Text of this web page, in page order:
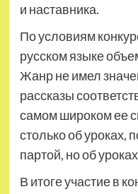
и наставника.
По условиям
русском языке
Жанр не имел
рассказы
самом широком ее
столько об уроках,
партой, но об
В итоге участие в